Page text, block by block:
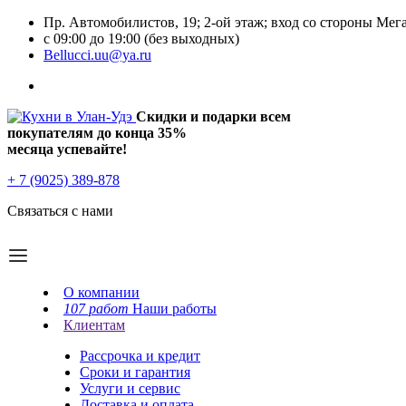
Пр. Автомобилистов, 19; 2-ой этаж; вход со стороны
с 09:00 до 19:00 (без выходных)
Bellucci.uu@ya.ru
Скидки и подарки всем
покупателям до конца 35%
месяца успевайте!
+ 7 (9025) 389-878
Связаться с нами
О компании
107 работ Наши работы
Клиентам
Рассрочка и кредит
Сроки и гарантия
Услуги и сервис